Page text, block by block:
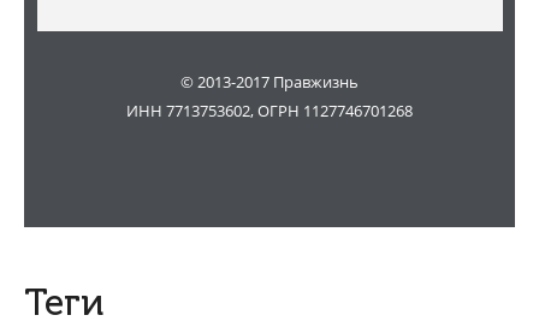
© 2013-2017 Правжизнь
ИНН 7713753602, ОГРН 1127746701268
Теги